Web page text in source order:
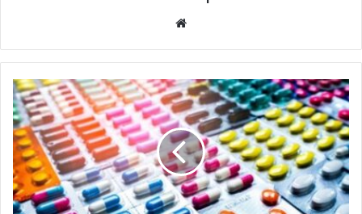
Solvay
lança
nova
solução
de
revestimento
PVDC
de